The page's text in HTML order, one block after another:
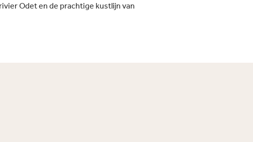
Odet en de prachtige kustlijn van